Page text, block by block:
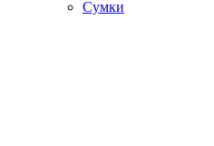
Сумки